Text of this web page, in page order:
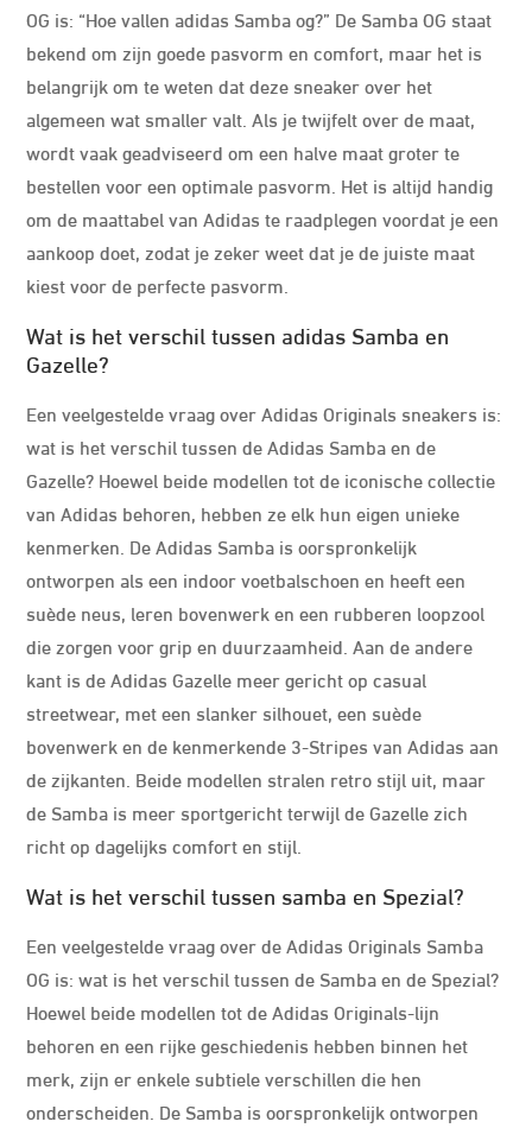
OG is: “Hoe vallen adidas Samba og?” De Samba OG staat
bekend om zijn goede pasvorm en comfort, maar het is
belangrijk om te weten dat deze sneaker over het
algemeen wat smaller valt. Als je twijfelt over de maat,
wordt vaak geadviseerd om een halve maat groter te
bestellen voor een optimale pasvorm. Het is altijd handig
om de maattabel van Adidas te raadplegen voordat je een
aankoop doet, zodat je zeker weet dat je de juiste maat
kiest voor de perfecte pasvorm.
Wat is het verschil tussen adidas Samba en
Gazelle?
Een veelgestelde vraag over Adidas Originals sneakers is:
wat is het verschil tussen de Adidas Samba en de
Gazelle? Hoewel beide modellen tot de iconische collectie
van Adidas behoren, hebben ze elk hun eigen unieke
kenmerken. De Adidas Samba is oorspronkelijk
ontworpen als een indoor voetbalschoen en heeft een
suède neus, leren bovenwerk en een rubberen loopzool
die zorgen voor grip en duurzaamheid. Aan de andere
kant is de Adidas Gazelle meer gericht op casual
streetwear, met een slanker silhouet, een suède
bovenwerk en de kenmerkende 3-Stripes van Adidas aan
de zijkanten. Beide modellen stralen retro stijl uit, maar
de Samba is meer sportgericht terwijl de Gazelle zich
richt op dagelijks comfort en stijl.
Wat is het verschil tussen samba en Spezial?
Een veelgestelde vraag over de Adidas Originals Samba
OG is: wat is het verschil tussen de Samba en de Spezial?
Hoewel beide modellen tot de Adidas Originals-lijn
behoren en een rijke geschiedenis hebben binnen het
merk, zijn er enkele subtiele verschillen die hen
onderscheiden. De Samba is oorspronkelijk ontworpen